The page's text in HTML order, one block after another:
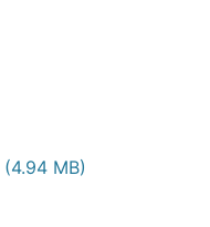
(4.94 MB)